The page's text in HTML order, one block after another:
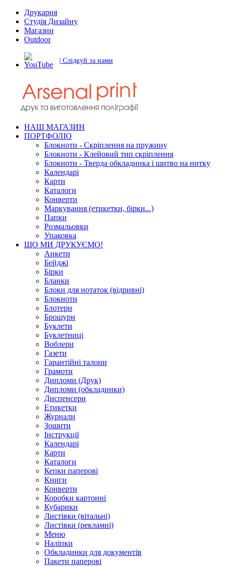
Друкарня
Студія Дизайну
Магазин
Outdoor
| Слідкуй за нами
НАШ МАГАЗИН
ПОРТФОЛІО
Блокноти - Скріплення на пружину
Блокноти - Клейовий тип скріплення
Блокноти - Тверда обкладинка і шитво на нитку
Календарі
Карти
Каталоги
Конверти
Маркування (етикетки, бірки...)
Папки
Розмальовки
Упаковка
ЩО МИ ДРУКУЄМО!
Анкети
Бейджі
Бірки
Бланки
Блоки для нотаток (відривні)
Блокноти
Блотери
Брошури
Буклети
Буклетниці
Воблери
Газети
Гарантійні талони
Грамоти
Дипломи (Друк)
Дипломи (обкладинки)
Диспенсери
Етикетки
Журнали
Зошити
Інструкції
Календарі
Карти
Каталоги
Кепки паперові
Книги
Конверти
Коробки картонні
Кубарики
Листівки (вітальні)
Листівки (рекламні)
Меню
Наліпки
Обкладинки для документів
Пакети паперові